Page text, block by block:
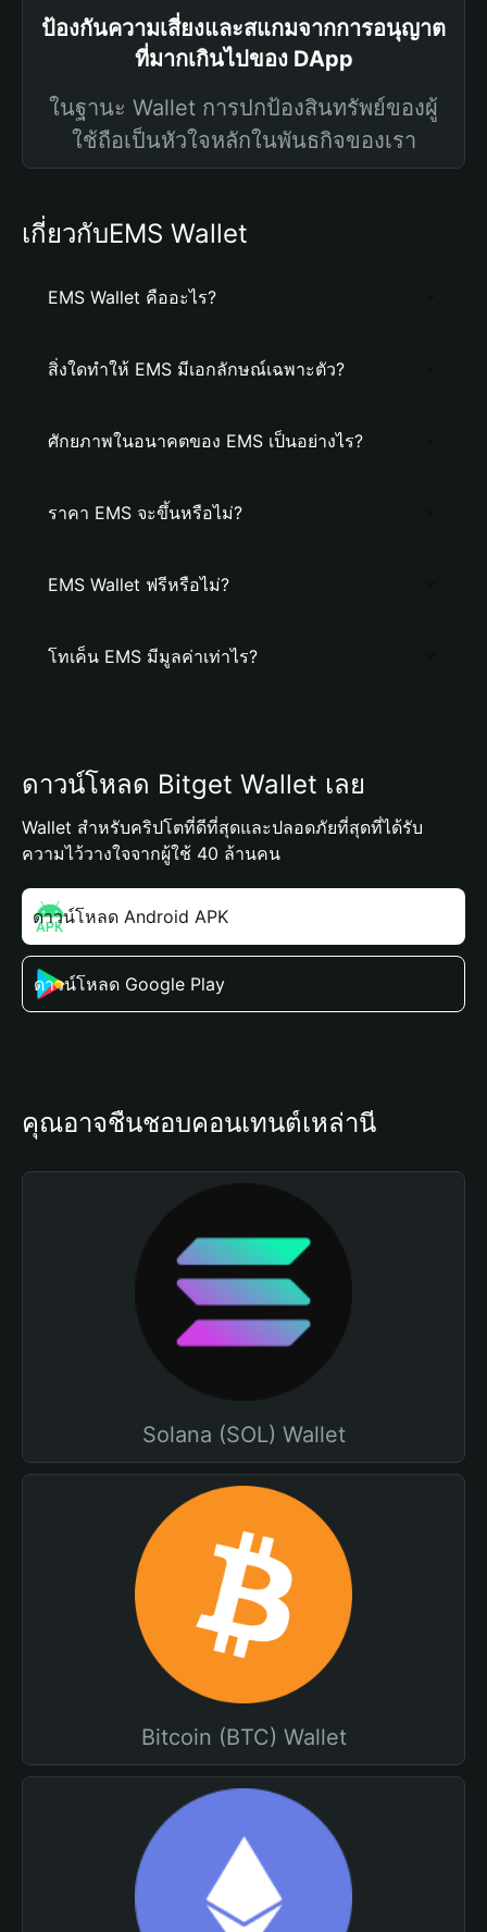
ป้องกันความเสี่ยงและสแกมจากการอนุญาต
ที่มากเกินไปของ DApp
ในฐานะ Wallet การปกป้องสินทรัพย์ของผู้
ใช้ถือเป็นหัวใจหลักในพันธกิจของเรา
เกี่ยวกับEMS Wallet
EMS Wallet คืออะไร?
สิ่งใดทำให้ EMS มีเอกลักษณ์เฉพาะตัว?
ศักยภาพในอนาคตของ EMS เป็นอย่างไร?
ราคา EMS จะขึ้นหรือไม่?
EMS Wallet ฟรีหรือไม่?
โทเค็น EMS มีมูลค่าเท่าไร?
ดาวน์โหลด Bitget Wallet เลย
Wallet สำหรับคริปโตที่ดีที่สุดและปลอดภัยที่สุดที่ได้รับ
ความไว้วางใจจากผู้ใช้ 40 ล้านคน
ดาวน์โหลด Android APK
ดาวน์โหลด Google Play
คุณอาจชื่นชอบคอนเทนต์เหล่านี้
Solana (SOL) Wallet
Bitcoin (BTC) Wallet